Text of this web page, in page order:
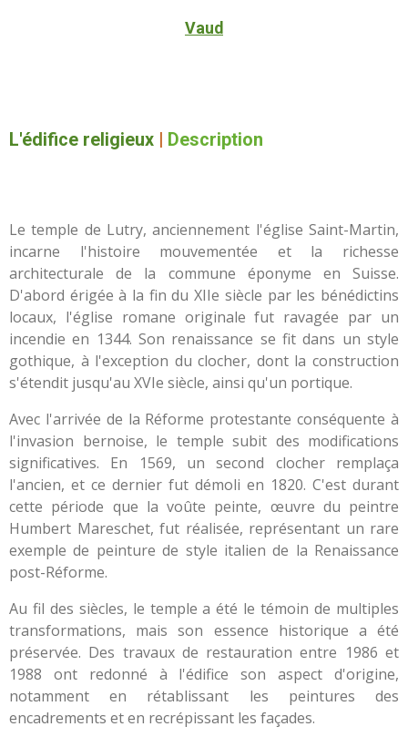
Vaud
L'édifice religieux Description
Le temple de Lutry, anciennement l'église Saint-Martin,
incarne l'histoire mouvementée et la richesse
architecturale de la commune éponyme en Suisse.
D'abord érigée à la fin du XIIe siècle par les bénédictins
locaux, l'église romane originale fut ravagée par un
incendie en 1344. Son renaissance se fit dans un style
gothique, à l'exception du clocher, dont la construction
s'étendit jusqu'au XVIe siècle, ainsi qu'un portique.
Avec l'arrivée de la Réforme protestante conséquente à
l'invasion bernoise, le temple subit des modifications
significatives. En 1569, un second clocher remplaça
l'ancien, et ce dernier fut démoli en 1820. C'est durant
cette période que la voûte peinte, œuvre du peintre
Humbert Mareschet, fut réalisée, représentant un rare
exemple de peinture de style italien de la Renaissance
post-Réforme.
Au fil des siècles, le temple a été le témoin de multiples
transformations, mais son essence historique a été
préservée. Des travaux de restauration entre 1986 et
1988 ont redonné à l'édifice son aspect d'origine,
notamment en rétablissant les peintures des
encadrements et en recrépissant les façades.